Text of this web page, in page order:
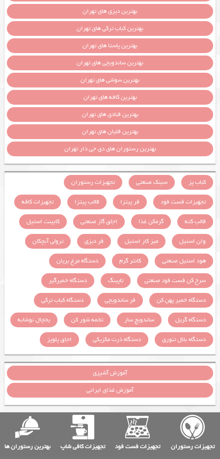
بهترین دیزی های تهران
بهترین کباب ترکی های تهران
بهترین پاستا های تهران
بهترین ساندویچی های تهران
بهترین سوشی های تهران
بهترین کافه های تهران
بهترین قنادی های تهران
بهترین قلیان های تهران
بهترین رستوران های دی جی دار تهران
کباب پز سینک صنعتی
تجهیزات رستوران
تجهیزات فست فود
فر پیتزا قالب پیتزا
تجهیزات کافه
قالب کته
گرمکن غذا اجاق گاز صنعتی
کابینت استیل
وان استیل
میز کار استیل فر دیزی
ترولی آبچکان
هود استیل صنعتی
کانتر گرم
دستگاه مرغ بریان
سرخ کن فست فود صنعتی
تاپینگ
دستگاه خمیرگیر
دستگاه خمیر پهن کن
فر ساندویچی
دستگاه کباب ترکی
دستگاه گریل
ساندویچ ساز تخمه شور کن
یخچال نوشابه
دستگاه بلال تنوری
دستگاه ذرت مکزیکی اجاق پلوپز
آموزش آشپزی
آموزش غذای ایرانی
تجهیزات رستوران تجهیزات فست فود تجهیزات کافی شاپ بهترین رستوران ها